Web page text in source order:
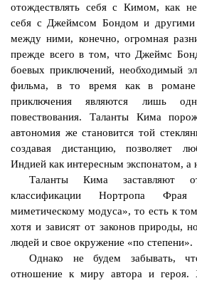
отождествлять себя с Кимом, как
себя с Джеймсом Бондом и другими
между ними, конечно, огромная
прежде всего в том, что Джеймс
боевых приключений, необходимый
фильма, в то время как в романе
приключения являются лишь
повествования. Таланты Кима
автономия же становится той
создавая дистанцию, позволяет
Индией как интересным экспонатом, а
Таланты Кима
классификацииНортропа Фрая
миметическому модуса», то есть к
хотя и зависят от законов природы,
людей и свое окружение «по степени».
Однако не будем забывать,
отношение к миру автора и